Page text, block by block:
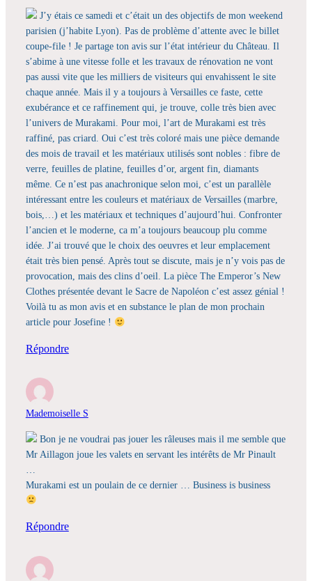
J’y étais ce samedi et c’était un des objectifs de mon weekend
parisien (j’habite Lyon). Pas de problème d’attente avec le billet
coupe-file ! Je partage ton avis sur l’état intérieur du Château. Il
s’abime à une vitesse folle et les travaux de rénovation ne vont
pas aussi vite que les milliers de visiteurs qui envahissent le site
chaque année. Mais il y a toujours à Versailles ce faste, cette
exubérance et ce raffinement qui, je trouve, colle très bien avec
l’univers de Murakami. Pour moi, l’art de Murakami est très
raffiné, pas criard. Oui c’est très coloré mais une pièce demande
des mois de travail et les matériaux utilisés sont nobles : fibre de
verre, feuilles de platine, feuilles d’or, argent fin, diamants
même. Ce n’est pas anachronique selon moi, c’est un parallèle
intéressant entre les couleurs et matériaux de Versailles (marbre,
bois,…) et les matériaux et techniques d’aujourd’hui. Confronter
l’ancien et le moderne, ca m’a toujours beaucoup plu comme
idée. J’ai trouvé que le choix des oeuvres et leur emplacement
était très bien pensé. Après tout se discute, mais je n’y vois pas de
provocation, mais des clins d’oeil. La pièce The Emperor’s New
Clothes présentée devant le Sacre de Napoléon c’est assez génial !
Voilà tu as mon avis et en substance le plan de mon prochain
article pour Josefine !
Répondre
Mademoiselle S
Bon je ne voudrai pas jouer les râleuses mais il me semble que
Mr Aillagon joue les valets en servant les intérêts de Mr Pinault
Murakami est un poulain de ce dernier … Business is business
Répondre